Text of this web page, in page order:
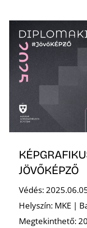
JÖVŐKÉPZŐ
Védés:
Helyszín: MKE |
Megtekinthető: